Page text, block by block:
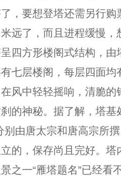
，要想登塔还需另行购
远了，而且进程缓慢，
四方形楼阁式结构，由
七层楼阁，每层四面均
风中轻轻摇响，清脆
的神秘。据了解，塔基
别由唐太宗和唐高宗所
的，保存尚且完好。塔
之一“雁塔题名”已经看